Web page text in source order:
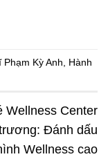
Phạm Kỳ Anh
Hành
Wellness Center
Đánh dấu
Wellness cao